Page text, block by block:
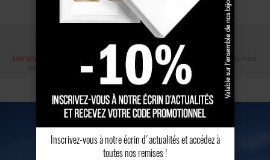
Livraison gratuite
dès 100 €
Écrin cadeau Paiement sécurisé
Inscrivez-vous à notre écrin d'actualités et accédez à
toutes nos remises !